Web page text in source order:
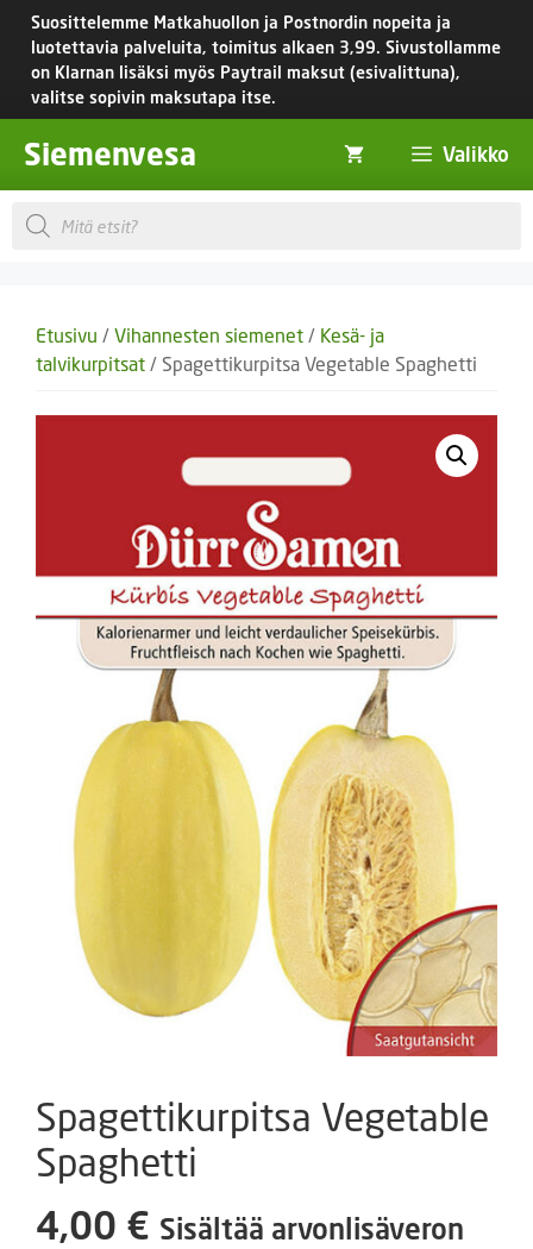
Siirry
sisältöön
Suosittelemme Matkahuollon ja Postnordin nopeita ja
luotettavia palveluita, toimitus alkaen 3,99. Sivustollamme
on Klarnan lisäksi myös Paytrail maksut (esivalittuna),
valitse sopivin maksutapa itse.
Siemenvesa Valikko
Products
search
Etusivu / Vihannesten siemenet / Kesä- ja
talvikurpitsat / Spagettikurpitsa Vegetable Spaghetti
Spagettikurpitsa Vegetable
Spaghetti
4,00 € Sisältää arvonlisäveron